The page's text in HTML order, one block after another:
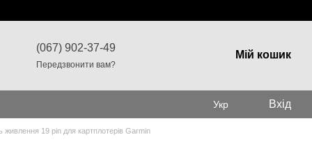
(067) 902-37-49
Передзвонити вам?
Мій кошик
Укр Вхід
живлення 19 pin для картплотерів Garmin